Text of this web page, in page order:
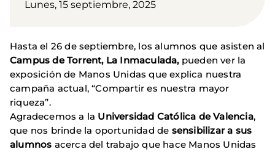
Lunes, 15 septiembre, 2025
Hasta el 26 de septiembre, los alumnos que asisten al
Campus de Torrent, La Inmaculada,pueden ver la
exposición de Manos Unidas que explica nuestra
campaña actual, “Compartir es nuestra mayor
riqueza”.
Agradecemos a la Universidad Católica de Valencia,
que nos brinde la oportunidad de sensibilizar a sus
alumnos acerca del trabajo que hace Manos Unidas